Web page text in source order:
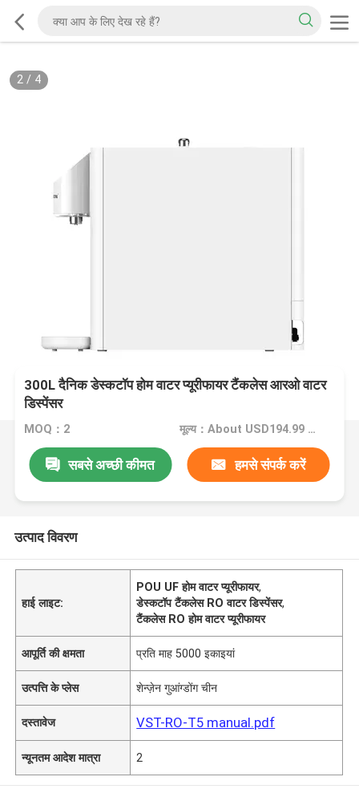
2/ 4
300L दैनिक डेस्कटॉप होम वाटर प्यूरीफायर टैंकलेस आरओ वाटर
डिस्पेंसर
MOQ：2 मूल्य：About USD194.99 varying on quantity,negotiable
सबसे अच्छी कीमत हमसे संपर्क करें
उत्पाद विवरण
हाई लाइट:
POU UF होम वाटर प्यूरीफायर,
डेस्कटॉप टैंकलेस RO वाटर डिस्पेंसर,
टैंकलेस RO होम वाटर प्यूरीफायर
आपूर्ति की क्षमता प्रति माह 5000 इकाइयां
उत्पत्ति के प्लेस शेन्ज़ेन गुआंग्डोंग चीन
दस्तावेज VST-RO-T5 manual.pdf
न्यूनतम आदेश मात्रा 2